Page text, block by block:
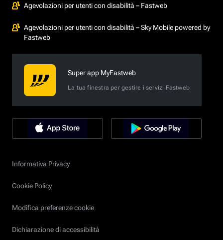
Agevolazioni per utenti con disabilità – Fastweb
Agevolazioni per utenti con disabilità – Sky Mobile powered by
Fastweb
Super app MyFastweb
La tua finestra per gestire i servizi Fastweb
Informativa Privacy
Cookie Policy
Modifica preferenze cookie
Dichiarazione di accessibilità